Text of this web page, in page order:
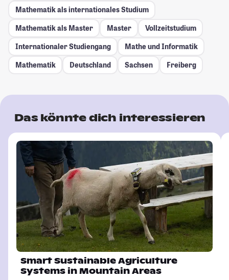
Mathematik als internationales Studium
Mathematik als Master
Master
Vollzeitstudium
Internationaler Studiengang
Mathe und Informatik
Mathematik
Deutschland Sachsen Freiberg
Das könnte dich interessieren
Smart Sustainable Agriculture
Systems in Mountain Areas